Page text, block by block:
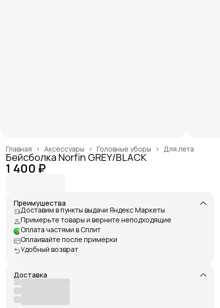
Для лета
Головные уборы ›
Аксессуары ›
Главная ›
Бейсболка Norfin GREY/BLACK
1 400 ₽
Преимущества
Доставим в пункты выдачи Яндекс Маркеты
Примерьте товары и верните неподходящие
Оплата частями в Сплит
Оплаивайте после примерки
Удобный возврат
Доставка